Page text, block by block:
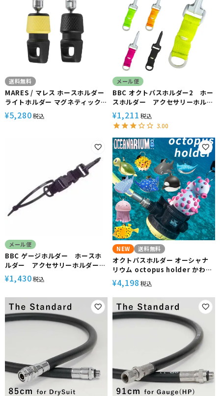
送料無料
MARES / マレス ホースホルダー
ライトホルダー マグネティック
コネクター
¥5,280税込
メール便
BBC オクトパスホルダー2 ホー
スホルダー アクセサリーホルダ
ー[80152006]
¥1,211 税込
3.00
メール便
BBC ゲージホルダー ホースホ
ルダー アクセサリーホルダー
[801520070000]
¥1,430税込
NEW 送料無料
オクトパスホルダー オーシャナ
リウム octopus holder かわい
い 生き物 Oceanarium ダイビン
グ 海 アウトドア 海遊び 海水浴
カラフル 派手 レジャー 個性 目印
飾り
¥4,198 税込